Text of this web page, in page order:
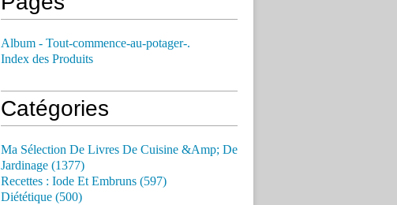
Album - Tout-commence-au-potager-.
Index des Produits
Catégories
Ma Sélection De Livres De Cuisine &Amp; De
Jardinage (1377)
Recettes : Iode Et Embruns (597)
Diététique (500)